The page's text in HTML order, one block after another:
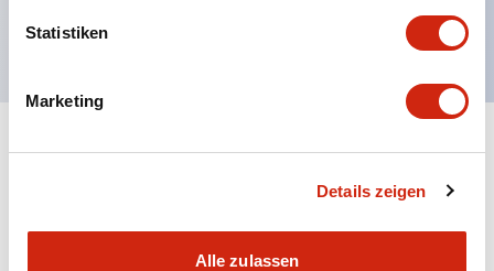
Statistiken
Marketing
Details zeigen
Alle zulassen